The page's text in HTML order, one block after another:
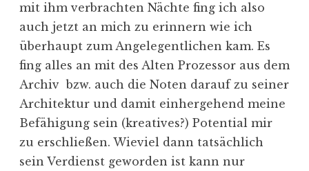
mit ihm verbrachten Nächte fing ich also
auch jetzt an mich zu erinnern wie ich
überhaupt zum Angelegentlichen kam. Es
fing alles an mit des Alten Prozessor aus dem
Archiv bzw. auch die Noten darauf zu seiner
Architektur und damit einhergehend meine
Befähigung sein (kreatives?) Potential mir
zu erschließen. Wieviel dann tatsächlich
sein Verdienst geworden ist kann nur